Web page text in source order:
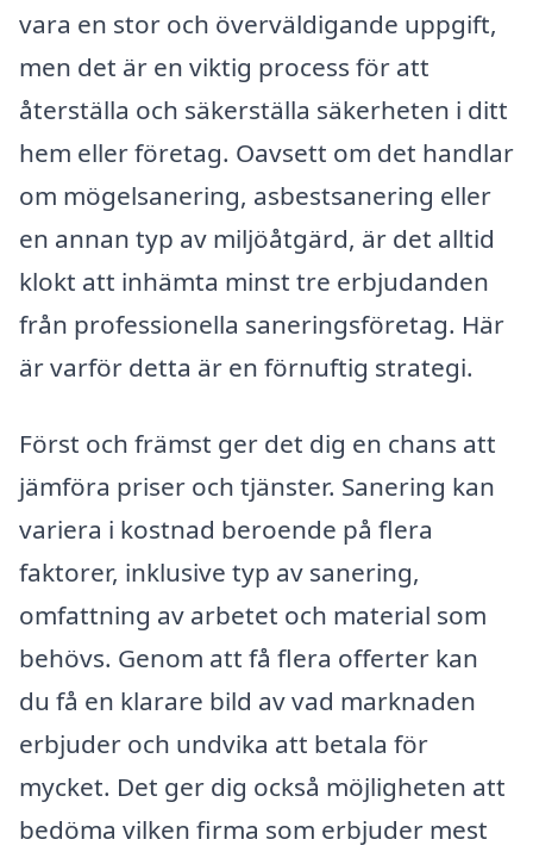
vara en stor och överväldigande uppgift,
men det är en viktig process för att
återställa och säkerställa säkerheten i ditt
hem eller företag. Oavsett om det handlar
om mögelsanering, asbestsanering eller
en annan typ av miljöåtgärd, är det alltid
klokt att inhämta minst tre erbjudanden
från professionella saneringsföretag. Här
är varför detta är en förnuftig strategi.
Först och främst ger det dig en chans att
jämföra priser och tjänster. Sanering kan
variera i kostnad beroende på flera
faktorer, inklusive typ av sanering,
omfattning av arbetet och material som
behövs. Genom att få flera offerter kan
du få en klarare bild av vad marknaden
erbjuder och undvika att betala för
mycket. Det ger dig också möjligheten att
bedöma vilken firma som erbjuder mest